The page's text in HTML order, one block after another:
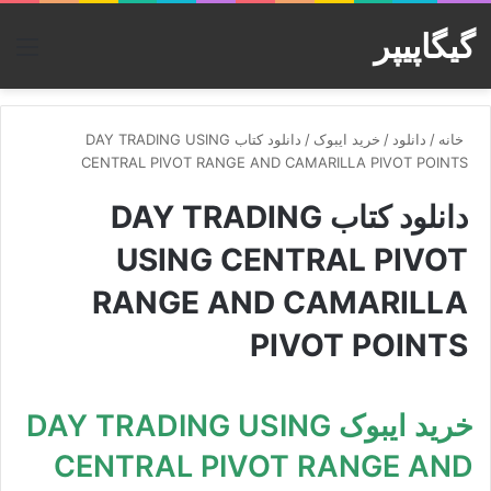
گیگاپیپر
خانه / دانلود / خرید ایبوک /
دانلود کتاب DAY TRADING USING
CENTRAL PIVOT RANGE AND CAMARILLA PIVOT POINTS
دانلود کتاب DAY TRADING
USING CENTRAL PIVOT
RANGE AND CAMARILLA
PIVOT POINTS
خرید ایبوک DAY TRADING USING
CENTRAL PIVOT RANGE AND